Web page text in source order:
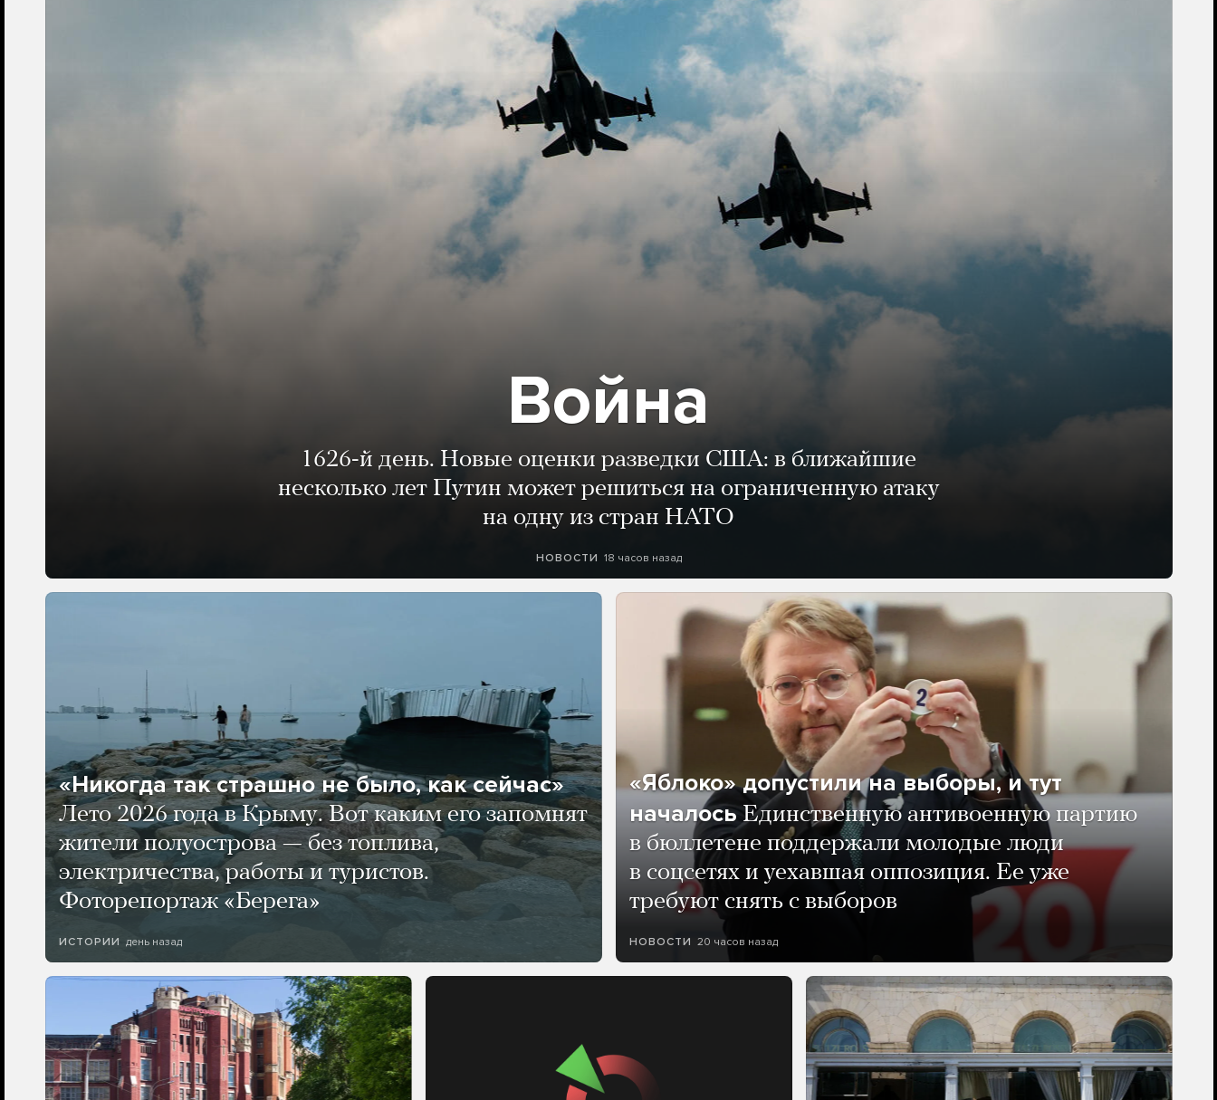
Война
1626-й день. Новые оценки разведки США: в ближайшие
несколько лет Путин может решиться на ограниченную атаку
на одну из стран НАТО
НОВОСТИ 18 часов назад
«Никогда так страшно не было, как сейчас»
Лето 2026 года в Крыму. Вот каким его запомнят
жители полуострова — без топлива,
электричества, работы и туристов.
Фоторепортаж «Берега»
ИСТОРИИ день назад
«Яблоко» допустили на выборы, и тут
началось Единственную антивоенную партию
в бюллетене поддержали молодые люди
в соцсетях и уехавшая оппозиция. Ее уже
требуют снять с выборов
НОВОСТИ 20 часов назад